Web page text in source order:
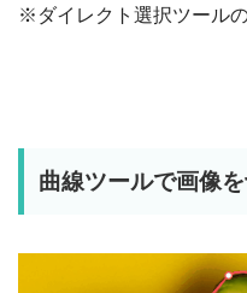
※ダイレクト選択ツール
曲線ツールで画像を